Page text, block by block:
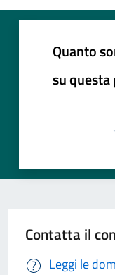
Quanto
su questa
Contatta il
Leggi le